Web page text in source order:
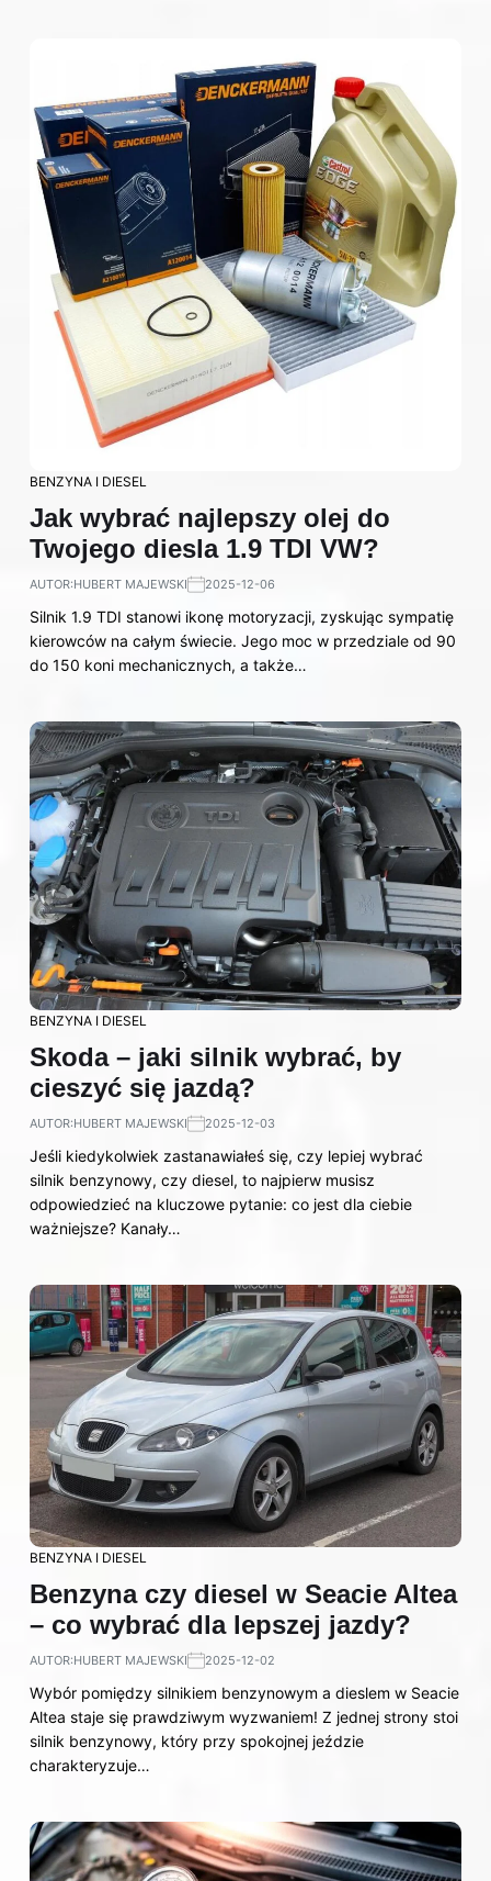
BENZYNA I DIESEL
Jak wybrać najlepszy olej do
Twojego diesla 1.9 TDI VW?
AUTOR:HUBERT MAJEWSKI 2025-12-06
Silnik 1.9 TDI stanowi ikonę motoryzacji, zyskując sympatię
kierowców na całym świecie. Jego moc w przedziale od 90
do 150 koni mechanicznych, a także…
BENZYNA I DIESEL
Skoda – jaki silnik wybrać, by
cieszyć się jazdą?
AUTOR:HUBERT MAJEWSKI 2025-12-03
Jeśli kiedykolwiek zastanawiałeś się, czy lepiej wybrać
silnik benzynowy, czy diesel, to najpierw musisz
odpowiedzieć na kluczowe pytanie: co jest dla ciebie
ważniejsze? Kanały…
BENZYNA I DIESEL
Benzyna czy diesel w Seacie Altea
– co wybrać dla lepszej jazdy?
AUTOR:HUBERT MAJEWSKI 2025-12-02
Wybór pomiędzy silnikiem benzynowym a dieslem w Seacie
Altea staje się prawdziwym wyzwaniem! Z jednej strony stoi
silnik benzynowy, który przy spokojnej jeździe
charakteryzuje…